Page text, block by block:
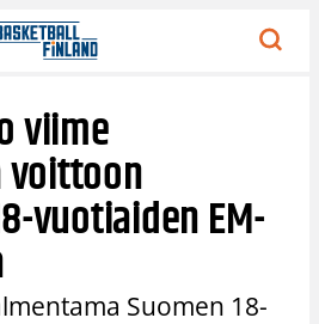
viime
vuotiaiden EM-
Suomen 18-